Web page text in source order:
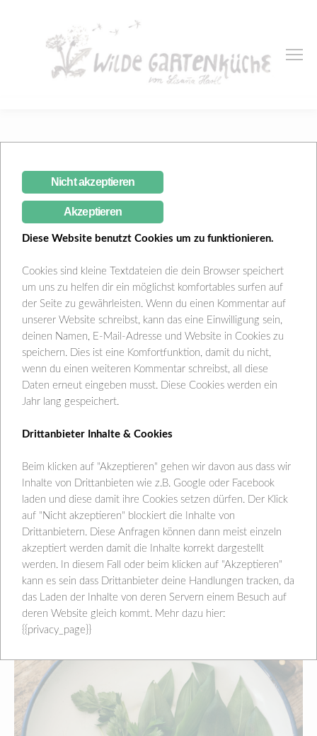
Bärlauch-Brezenknödel-
Suppe
Lisana Hartl Februar 20, 2021
Nicht akzeptieren
Akzeptieren
Diese Website benutzt Cookies um zu funktionieren.
Cookies sind kleine Textdateien die dein Browser speichert
um uns zu helfen dir ein möglichst komfortables surfen auf
der Seite zu gewährleisten. Wenn du einen Kommentar auf
unserer Website schreibst, kann das eine Einwilligung sein,
deinen Namen, E-Mail-Adresse und Website in Cookies zu
speichern. Dies ist eine Komfortfunktion, damit du nicht,
wenn du einen weiteren Kommentar schreibst, all diese
Daten erneut eingeben musst. Diese Cookies werden ein
Jahr lang gespeichert.
Drittanbieter Inhalte & Cookies
Beim klicken auf "Akzeptieren" gehen wir davon aus dass wir
Inhalte von Drittanbieten wie z.B. Google oder Facebook
laden und diese damit ihre Cookies setzen dürfen. Der Klick
auf "Nicht akzeptieren" blockiert die Inhalte von
Drittanbietern. Diese Anfragen können dann meist einzeln
akzeptiert werden damit die Inhalte korrekt dargestellt
werden. In diesem Fall oder beim klicken auf "Akzeptieren"
kann es sein dass Drittanbieter deine Handlungen tracken, da
das Laden der Inhalte von deren Servern einem Besuch auf
deren Website gleich kommt. Mehr dazu hier:
{{privacy_page}}